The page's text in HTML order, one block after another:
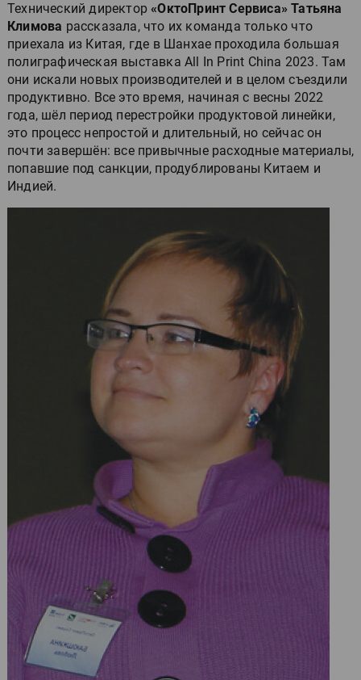
Технический директор «ОктоПринт Сервиса» Татьяна
Климова рассказала, что их команда только что
приехала из Китая, где в Шанхае проходила большая
полиграфическая выставка All In Print China 2023. Там
они искали новых производителей и в целом съездили
продуктивно. Все это время, начиная с весны 2022
года, шёл период перестройки продуктовой линейки,
это процесс непростой и длительный, но сейчас он
почти завершён: все привычные расходные материалы,
попавшие под санкции, продублированы Китаем и
Индией.